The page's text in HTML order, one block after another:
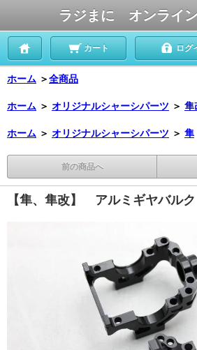
ラジまに オンライ
カート ログ
ホーム ＞全商品
ホーム ＞ オリジナルシャーシパーツ ＞ 隼
ホーム ＞ オリジナルシャーシパーツ ＞ 隼
前の商品へ
【隼、隼改】 アルミギヤバルク